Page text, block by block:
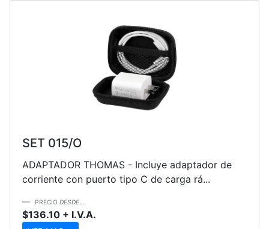
SET 015/O
ADAPTADOR THOMAS - Incluye adaptador de
corriente con puerto tipo C de carga rá...
PRECIO DESDE...
$136.10 + I.V.A.